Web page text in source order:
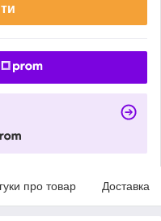
про товар Доставка